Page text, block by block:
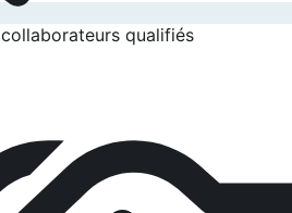
collaborateurs qualifiés